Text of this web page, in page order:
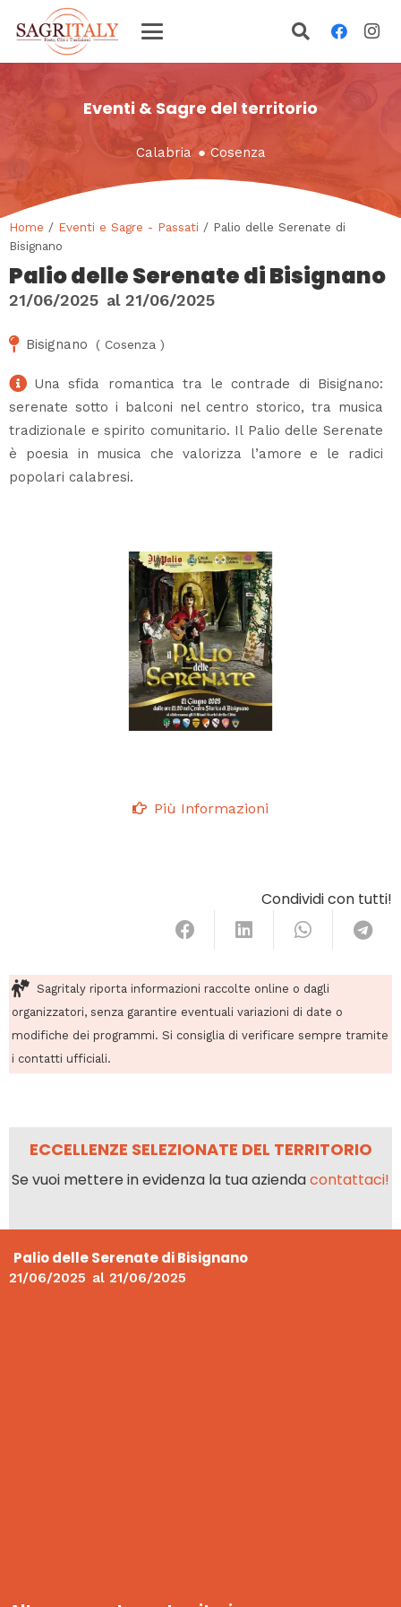
Eventi & Sagre del territorio
Calabria ● Cosenza
Home / Eventi e Sagre - Passati / Palio delle Serenate di
Bisignano
Palio delle Serenate di Bisignano
21/06/2025 al 21/06/2025
Bisignano ( Cosenza )
Una sfida romantica tra le contrade di Bisignano:
serenate sotto i balconi nel centro storico, tra musica
tradizionale e spirito comunitario. Il Palio delle Serenate
è poesia in musica che valorizza l’amore e le radici
popolari calabresi.
Più Informazioni
Condividi con tutti!
Sagritaly riporta informazioni raccolte online o dagli
organizzatori, senza garantire eventuali variazioni di date o
modifiche dei programmi. Si consiglia di verificare sempre tramite
i contatti ufficiali.
ECCELLENZE SELEZIONATE DEL TERRITORIO
Se vuoi mettere in evidenza la tua aziendacontattaci!
Palio delle Serenate di Bisignano
21/06/2025 al 21/06/2025